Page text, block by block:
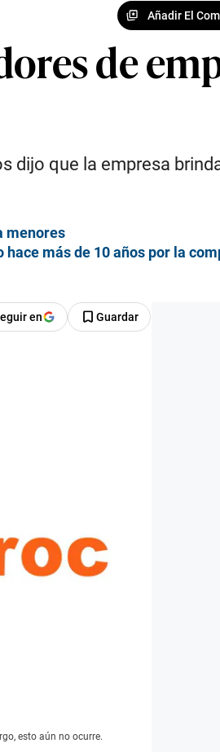
Añadir El
de
dijo que la empresa
menores
más de 10 años por la
en Guardar
esto aún no ocurre.